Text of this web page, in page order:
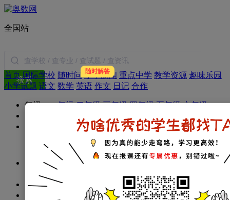
全国站
搜索
首页国际学校 随时问 随时解答
小学新闻 重点中学 教学资源 趣味乐园
小学试题 语文 数学 英语 作文 日记 合作
年级：一年级 二年级 三年级 四年级 五年级 六年级
教育新闻 学习方法 暑假生活 父母必读
小学： 一年级试题
五年级试题
初中：
初一试题
初三试题
高二试题 高三试题